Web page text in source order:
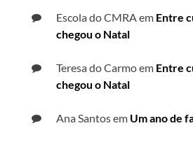
Escola do CMRA em Entre
chegou o Natal
Teresa do Carmoem Entre
chegou o Natal
Ana Santosem Um ano de